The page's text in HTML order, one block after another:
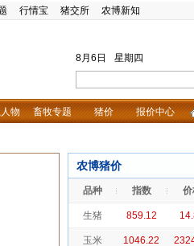
行情宝 猪交所 农博新知
8月6日 星期四
物 畜牧专题 猪价 报价中心
农博猪价
品种 指数 价
生猪 859.12
玉米 1046.22